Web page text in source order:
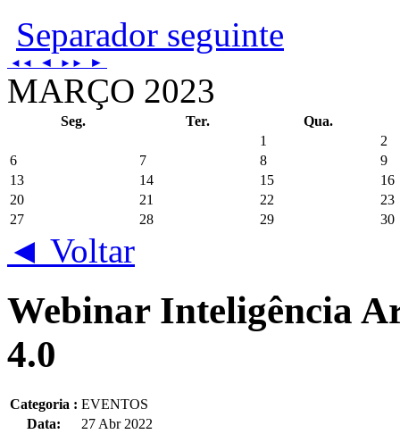
Separador seguinte
◄◄ ◄ ►► ►
MARÇO 2023
Seg. Ter.
Qua.
1
2
6
7 8
9
13
14 15
16
20
21 22
23
27
28 29 30
◄ Voltar
Webinar Inteligência
4.0
Categoria : EVENTOS
Data:
27 Abr 2022